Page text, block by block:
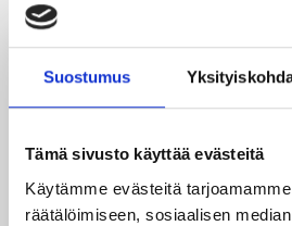
Suostumus
Tämä sivusto käyttää evästeitä
Käytämme evästeitä
räätälöimiseen, sosiaalisen